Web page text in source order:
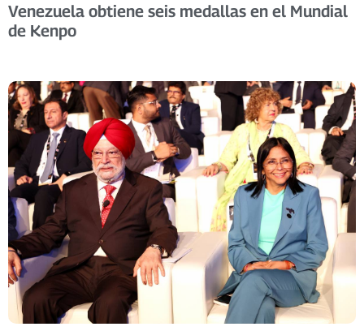
Venezuela obtiene seis medallas en el Mundial
de Kenpo